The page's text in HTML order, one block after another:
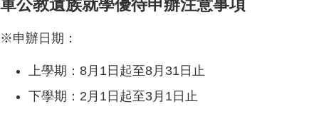
軍公教遺族就學優待申辦注意事項
※申辦日期：
上學期：8月1日起至8月31日止
下學期：2月1日起至3月1日止